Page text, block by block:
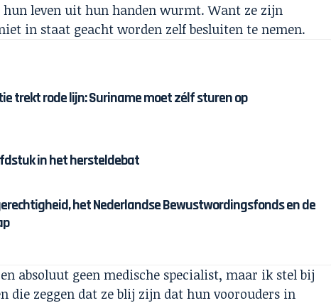
leven uit hun handen wurmt. Want ze zijn
in staat geacht worden zelf besluiten te nemen.
trekt rode lijn: Suriname moet zélf sturen op
in het hersteldebat
het Nederlandse Bewustwordingsfonds en de
absoluut geen medische specialist, maar ik stel bij
die zeggen dat ze blij zijn dat hun voorouders in